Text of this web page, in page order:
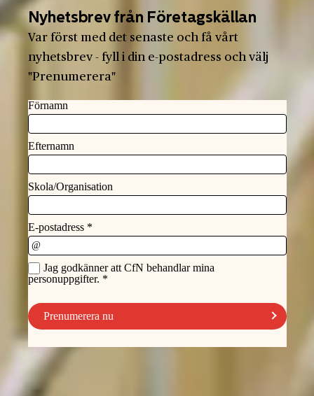
Nyhetsbrev från Företagskällan
Var först med det senaste och få vårt
nyhetsbrev - fyll i din e-postadress och välj
"Prenumerera"